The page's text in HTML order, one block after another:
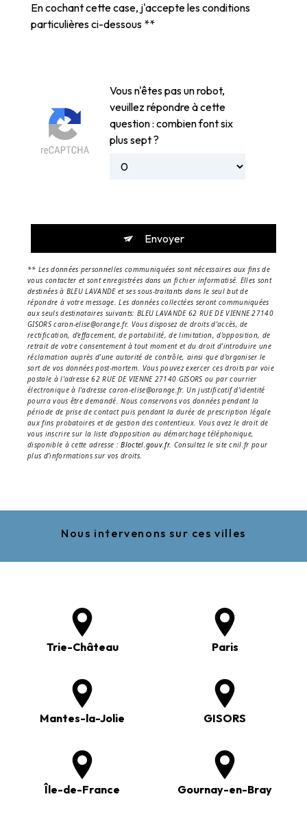
En cochant cette case, j'accepte les conditions
particulières ci-dessous **
Vous n'êtes pas un robot,
veuillez répondre à cette
question : combien font six
plus sept ?
Envoyer
** Les données personnelles communiquées sont nécessaires aux fins de
vous contacter et sont enregistrées dans un fichier informatisé. Elles sont
destinées à BLEU LAVANDE et ses sous-traitants dans le seul but de
répondre à votre message. Les données collectées seront communiquées
aux seuls destinataires suivants: BLEU LAVANDE 62 RUE DE VIENNE 27140
GISORS caron-elise@orange.fr. Vous disposez de droits d’accès, de
rectification, d’effacement, de portabilité, de limitation, d’opposition, de
retrait de votre consentement à tout moment et du droit d’introduire une
réclamation auprès d’une autorité de contrôle, ainsi que d’organiser le
sort de vos données post-mortem. Vous pouvez exercer ces droits par voie
postale à l'adresse 62 RUE DE VIENNE 27140 GISORS ou par courrier
électronique à l'adresse caron-elise@orange.fr. Un justificatif d'identité
pourra vous être demandé. Nous conservons vos données pendant la
période de prise de contact puis pendant la durée de prescription légale
aux fins probatoires et de gestion des contentieux. Vous avez le droit de
vous inscrire sur la liste d'opposition au démarchage téléphonique,
disponible à cette adresse :Bloctel.gouv.fr. Consultez le site cnil.fr pour
plus d’informations sur vos droits.
Nous intervenons sur ces villes
Trie-Château Paris
Mantes-la-Jolie GISORS
Île-de-France Gournay-en-Bray